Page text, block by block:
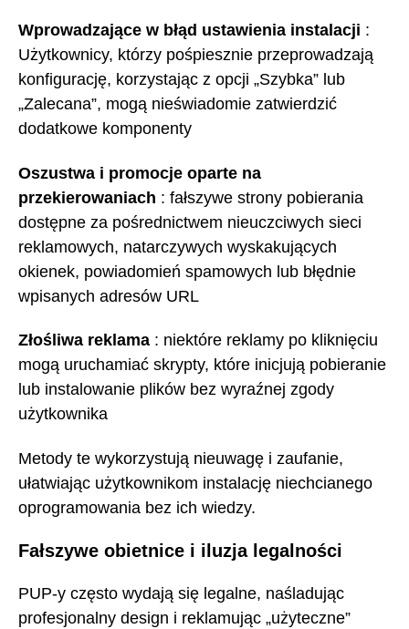
Wprowadzające w błąd ustawienia instalacji :
Użytkownicy, którzy pośpiesznie przeprowadzają
konfigurację, korzystając z opcji „Szybka” lub
„Zalecana”, mogą nieświadomie zatwierdzić
dodatkowe komponenty
Oszustwa i promocje oparte na
przekierowaniach : fałszywe strony pobierania
dostępne za pośrednictwem nieuczciwych sieci
reklamowych, natarczywych wyskakujących
okienek, powiadomień spamowych lub błędnie
wpisanych adresów URL
Złośliwa reklama : niektóre reklamy po kliknięciu
mogą uruchamiać skrypty, które inicjują pobieranie
lub instalowanie plików bez wyraźnej zgody
użytkownika
Metody te wykorzystują nieuwagę i zaufanie,
ułatwiając użytkownikom instalację niechcianego
oprogramowania bez ich wiedzy.
Fałszywe obietnice i iluzja legalności
PUP-y często wydają się legalne, naśladując
profesjonalny design i reklamując „użyteczne”